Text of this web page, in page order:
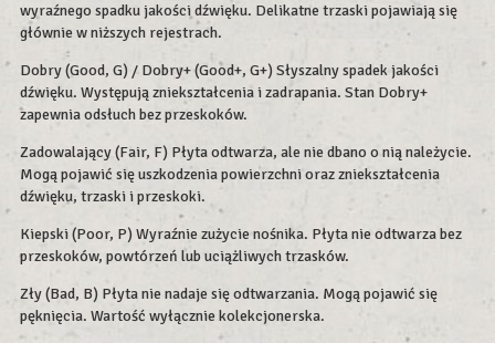
wyraźnego spadku jakości dźwięku. Delikatne trzaski pojawiają się
głównie w niższych rejestrach.
Dobry (Good, G) / Dobry+ (Good+, G+) Słyszalny spadek jakości
dźwięku. Występują zniekształcenia i zadrapania. Stan Dobry+
zapewnia odsłuch bez przeskoków.
Zadowalający (Fair, F) Płyta odtwarza, ale nie dbano o nią należycie.
Mogą pojawić się uszkodzenia powierzchni oraz zniekształcenia
dźwięku, trzaski i przeskoki.
Kiepski (Poor, P) Wyraźnie zużycie nośnika. Płyta nie odtwarza bez
przeskoków, powtórzeń lub uciążliwych trzasków.
Zły (Bad, B) Płyta nie nadaje się odtwarzania. Mogą pojawić się
pęknięcia. Wartość wyłącznie kolekcjonerska.